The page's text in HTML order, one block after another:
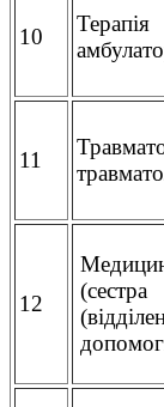
10
11
12